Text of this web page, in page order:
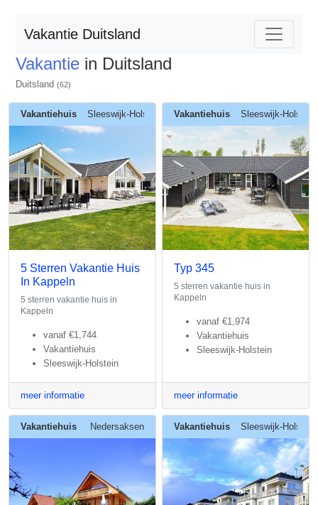
Vakantie Duitsland
Vakantie in Duitsland
Duitsland (62)
Vakantiehuis Sleeswijk-Holstein
5 Sterren Vakantie Huis
In Kappeln
5 sterren vakantie huis in
Kappeln
vanaf €1,744
Vakantiehuis
Sleeswijk-Holstein
meer informatie
Vakantiehuis Sleeswijk-Holstein
Typ 345
5 sterren vakantie huis in
Kappeln
vanaf €1,974
Vakantiehuis
Sleeswijk-Holstein
meer informatie
Vakantiehuis Nedersaksen Vakantiehuis Sleeswijk-Holstein